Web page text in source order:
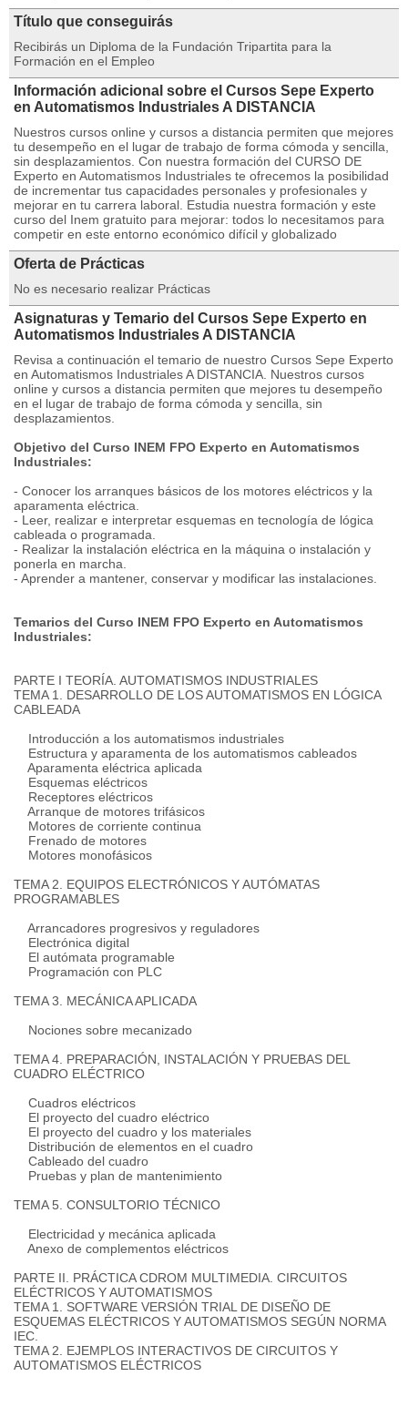
Título que conseguirás
Recibirás un Diploma de la Fundación Tripartita para la
Formación en el Empleo
Información adicional sobre el Cursos Sepe Experto
en Automatismos Industriales A DISTANCIA
Nuestros cursos online y cursos a distancia permiten que mejores
tu desempeño en el lugar de trabajo de forma cómoda y sencilla,
sin desplazamientos. Con nuestra formación del CURSO DE
Experto en Automatismos Industriales te ofrecemos la posibilidad
de incrementar tus capacidades personales y profesionales y
mejorar en tu carrera laboral. Estudia nuestra formación y este
curso del Inem gratuito para mejorar: todos lo necesitamos para
competir en este entorno económico difícil y globalizado
Oferta de Prácticas
No es necesario realizar Prácticas
Asignaturas y Temario del Cursos Sepe Experto en
Automatismos Industriales A DISTANCIA
Revisa a continuación el temario de nuestro Cursos Sepe Experto
en Automatismos Industriales A DISTANCIA. Nuestros cursos
online y cursos a distancia permiten que mejores tu desempeño
en el lugar de trabajo de forma cómoda y sencilla, sin
desplazamientos.
Objetivo del Curso INEM FPO Experto en Automatismos
Industriales:
- Conocer los arranques básicos de los motores eléctricos y la
aparamenta eléctrica.
- Leer, realizar e interpretar esquemas en tecnología de lógica
cableada o programada.
- Realizar la instalación eléctrica en la máquina o instalación y
ponerla en marcha.
- Aprender a mantener, conservar y modificar las instalaciones.
Temarios del Curso INEM FPO Experto en Automatismos
Industriales:
PARTE I TEORÍA. AUTOMATISMOS INDUSTRIALES
TEMA 1. DESARROLLO DE LOS AUTOMATISMOS EN LÓGICA
CABLEADA
Introducción a los automatismos industriales
Estructura y aparamenta de los automatismos cableados
Aparamenta eléctrica aplicada
Esquemas eléctricos
Receptores eléctricos
Arranque de motores trifásicos
Motores de corriente continua
Frenado de motores
Motores monofásicos
TEMA 2. EQUIPOS ELECTRÓNICOS Y AUTÓMATAS
PROGRAMABLES
Arrancadores progresivos y reguladores
Electrónica digital
El autómata programable
Programación con PLC
TEMA 3. MECÁNICA APLICADA
Nociones sobre mecanizado
TEMA 4. PREPARACIÓN, INSTALACIÓN Y PRUEBAS DEL
CUADRO ELÉCTRICO
Cuadros eléctricos
El proyecto del cuadro eléctrico
El proyecto del cuadro y los materiales
Distribución de elementos en el cuadro
Cableado del cuadro
Pruebas y plan de mantenimiento
TEMA 5. CONSULTORIO TÉCNICO
Electricidad y mecánica aplicada
Anexo de complementos eléctricos
PARTE II. PRÁCTICA CDROM MULTIMEDIA. CIRCUITOS
ELÉCTRICOS Y AUTOMATISMOS
TEMA 1. SOFTWARE VERSIÓN TRIAL DE DISEÑO DE
ESQUEMAS ELÉCTRICOS Y AUTOMATISMOS SEGÚN NORMA
IEC.
TEMA 2. EJEMPLOS INTERACTIVOS DE CIRCUITOS Y
AUTOMATISMOS ELÉCTRICOS